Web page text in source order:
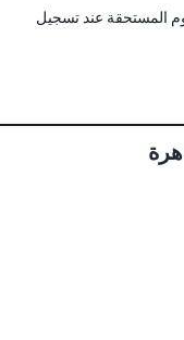
المستحقة عند تسجيل